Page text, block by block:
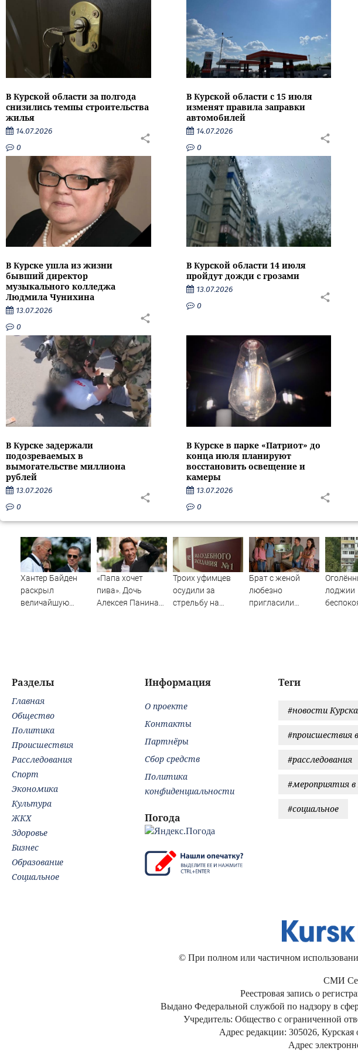
В Курской области за полгода
снизились темпы строительства
жилья
14.07.2026
0
В Курской области с 15 июля
изменят правила заправки
автомобилей
14.07.2026
0
В Курске ушла из жизни
бывший директор
музыкального колледжа
Людмила Чунихина
13.07.2026
0
В Курской области 14 июля
пройдут дожди с грозами
13.07.2026
0
В Курске задержали
подозреваемых в
вымогательстве миллиона
рублей
13.07.2026
0
В Курске в парке «Патриот» до
конца июля планируют
восстановить освещение и
камеры
13.07.2026
0
Хантер Байден
раскрыл
величайшую
«Папа хочет
пива». Дочь
Алексея Панина*
Троих уфимцев
осудили за
стрельбу на
Брат с женой
любезно
пригласили
лоджии
Теги
#новости Курска
#происшествия
#расследования
#мероприятия в
#социальное
Разделы
Главная
Общество
Политика
Происшествия
Расследования
Спорт
Экономика
Культура
ЖКХ
Здоровье
Бизнес
Образование
Социальное
Информация
О проекте
Контакты
Партнёры
Сбор средств
Политика
конфиденциальности
Погода
© При полном или частичном
СМИ
Реестровая запись о
Выдано Федеральной службой по надзору в
Учредитель: Общество с ограниченной
Адрес редакции: 305026,
Адрес